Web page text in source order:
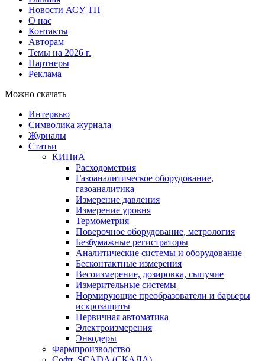
Новости АСУ ТП
О нас
Контакты
Авторам
Темы на 2026 г.
Партнеры
Реклама
Можно скачать
Интервью
Символика журнала
Журналы
Статьи
КИПиА
Расходометрия
Газоаналитическое оборудование,
газоаналитика
Измерение давления
Измерение уровня
Термометрия
Поверочное оборудование, метрология
Безбумажные регистраторы
Аналитические системы и оборудование
Бесконтактные измерения
Весоизмерение, дозировка, сыпучие
Измерительные системы
Нормирующие преобразователи и барьеры
искрозащиты
Первичная автоматика
Электроизмерения
Энкодеры
Фармпроизводство